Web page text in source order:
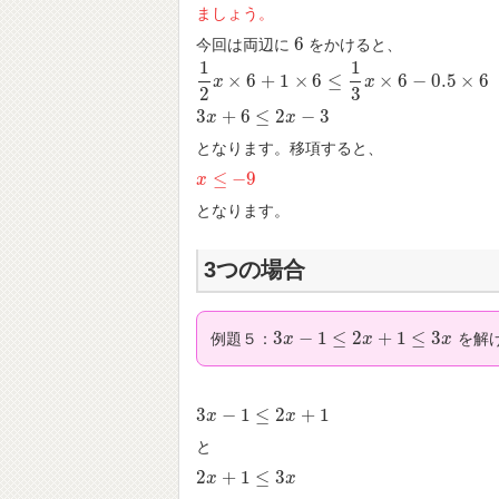
ましょう。
今回は両辺に 6
6 をかけると、
1
2
x × 6 + 1 × 6 ≤
1
3
x × 6 − 0.5 × 6
12x×6 +1 ×6 ≤1 3x ×6 −0.5×6
3x + 6 ≤ 2x − 3
3x+ 6≤ 2x −3
となります。移項すると、
x ≤ −9
x≤ −9
となります。
3つの場合
例題５： 3x − 1 ≤ 2x + 1 ≤ 3x
3x− 1≤ 2x +1 ≤3x を解
3x − 1 ≤ 2x + 1
3x− 1≤ 2x +1
と
2x + 1 ≤ 3x
2x+ 1≤ 3x